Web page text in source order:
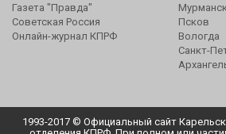
Газета "Правда"
Советская Россия
Онлайн-журнал КПРФ
Мурманск
Псков
Вологда
Санкт-
1993-2017 © Официальный сайт